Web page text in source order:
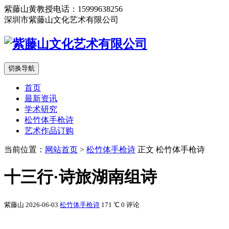
紫藤山黄教授电话：15999638256
深圳市紫藤山文化艺术有限公司
切换导航
首页
最新资讯
学术研究
松竹体手枪诗
艺术作品订购
当前位置： 网站首页 > 松竹体手枪诗 正文 松竹体手枪诗
十三行·诗旅湖南组诗
紫藤山 2026-06-03 松竹体手枪诗 171 ℃ 0 评论